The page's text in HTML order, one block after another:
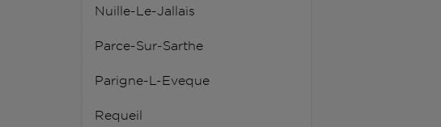
Nuille-Le-Jallais
Parce-Sur-Sarthe
Parigne-L-Eveque
Requeil